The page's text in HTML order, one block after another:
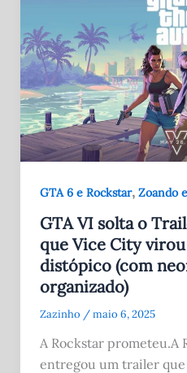
GTA 6 e Rockstar, Zoando
GTA VI solta o
que Vice City
distópico (com
organizado)
Zazinho /maio 6, 2025
A Rockstar prometeu.A
entregou um trailer que